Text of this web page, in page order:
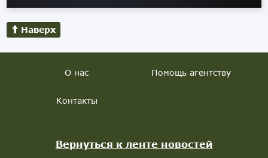
Наверх
О нас Помощь агентству
Контакты
Вернуться к ленте новостей